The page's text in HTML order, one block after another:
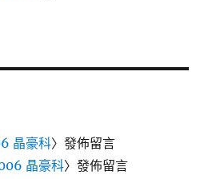
晶豪科〉發佈留言
晶豪科〉發佈留言